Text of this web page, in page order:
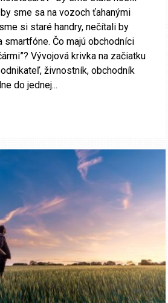
sme sa na vozoch ťahanými
si staré handry, nečítali by
smartfóne. Čo majú obchodníci
Vývojová krivka na začiatku
živnostník, obchodník
do jednej...